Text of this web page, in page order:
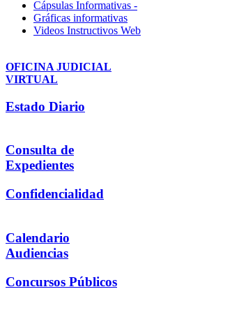
Cápsulas Informativas -
Gráficas informativas
Videos Instructivos Web
OFICINA JUDICIAL
VIRTUAL
Estado Diario
Consulta de
Expedientes
Confidencialidad
Calendario
Audiencias
Concursos Públicos